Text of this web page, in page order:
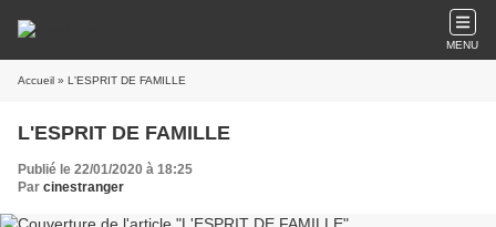
MENU
Accueil » L'ESPRIT DE FAMILLE
L'ESPRIT DE FAMILLE
Publié le 22/01/2020 à 18:25
Par cinestranger